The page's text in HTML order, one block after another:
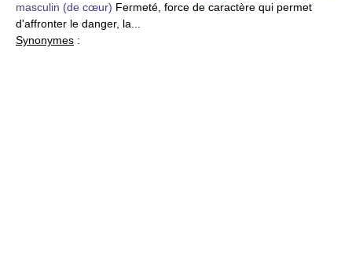
masculin (de cœur) Fermeté, force de caractère qui permet
d'affronter le danger, la...
Synonymes :